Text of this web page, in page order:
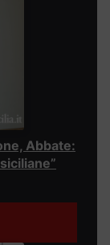
Abbate: